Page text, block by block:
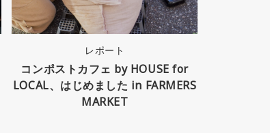
レポート
コンポストカフェ by HOUSE for
LOCAL、はじめました in FARMERS
MARKET